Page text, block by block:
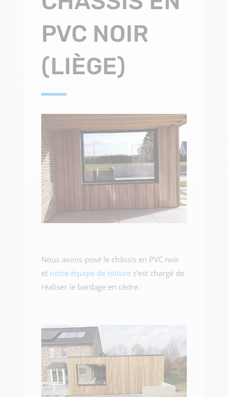
PVC NOIR
(LIÈGE)
Nous avons posé le châssis en PVC noir
et notre équipe de toitures’est chargé de
réaliser le bardage en cèdre.